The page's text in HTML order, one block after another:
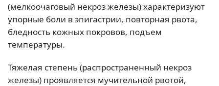
(мелкоочаговый некроз железы) характеризуют
упорные боли в эпигастрии, повторная рвота,
бледность кожных покровов, подъем
температуры.
Тяжелая степень (распространенный некроз
железы) проявляется мучительной рвотой,